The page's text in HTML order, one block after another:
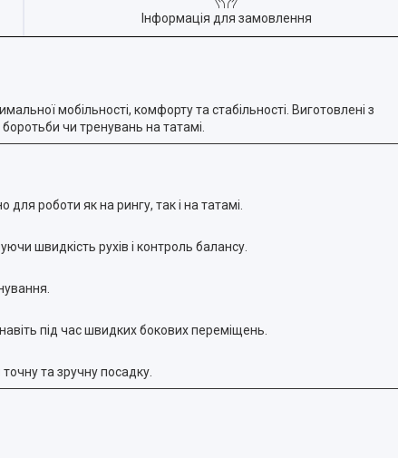
Інформація для замовлення
мобільності, комфорту та стабільності. Виготовлені з
чи тренувань на татамі.
для роботи як на рингу, так і на татамі.
швидкість рухів і контроль балансу.
під час швидких бокових переміщень.
та зручну посадку.